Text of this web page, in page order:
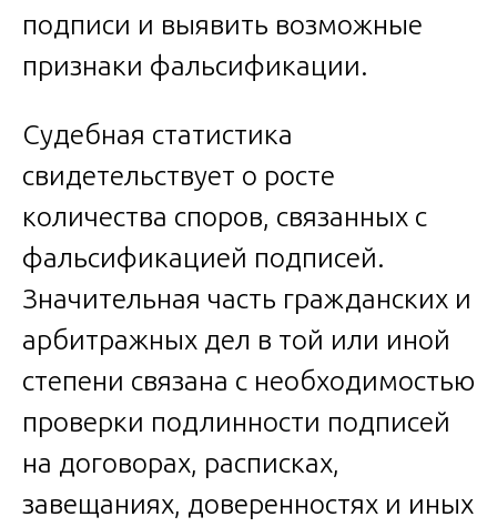
подписи и выявить возможные
признаки фальсификации.
Судебная статистика
свидетельствует о росте
количества споров, связанных с
фальсификацией подписей.
Значительная часть гражданских и
арбитражных дел в той или иной
степени связана с необходимостью
проверки подлинности подписей
на договорах, расписках,
завещаниях, доверенностях и иных